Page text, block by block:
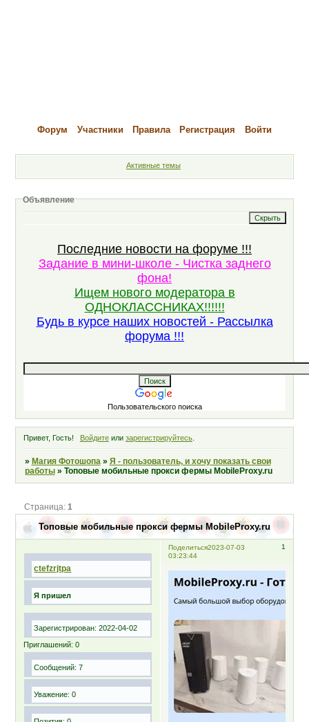
Форум Участники Правила Регистрация Войти
Активные темы
Объявление
Последние новости на форуме !!!
Задание в мини-школе - Чистка заднего
фона!
Ищем нового модератора в
ОДНОКЛАССНИКАХ!!!!!!
Будь в курсе наших новостей - Рассылка
форума !!!
Пользовательского поиска
Привет, Гость! Войдитеили зарегистрируйтесь.
» Магия Фотошопа » Я - пользователь, и хочу показать свои
работы » Топовые мобильные прокси фермы MobileProxy.ru
Топовые мобильные прокси фермы MobileProxy.ru
Страница: 1
Поделиться 1
2023-07-03
03:23:44
ctefzrjtpa
Я пришел
Зарегистрирован: 2022-04-02
Приглашений: 0
Сообщений: 7
Уважение: 0